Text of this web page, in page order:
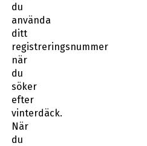
du
använda
ditt
registreringsnummer
när
du
söker
efter
vinterdäck.
När
du